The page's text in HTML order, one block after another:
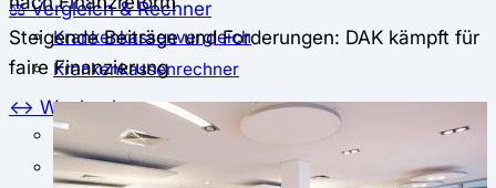
⚖️ Vergleich & Rechner
Krankenkassenvergleich
Krankenkassenrechner
↔ Wechsel
Krankenkassenwechsel
Kündigung
Steigende Beiträge und Forderungen: DAK kämpft für
faire Finanzierung